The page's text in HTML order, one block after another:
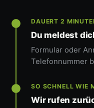
DAUERT 2
Du meldest
Formular oder
Telefonnummer
SO SCHNELL WIE
Wir rufen